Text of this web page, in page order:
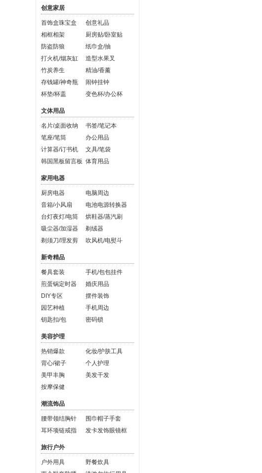
创意家居
首饰盒珠宝盒
创意礼品
相框相架
厨房贴/卧室贴
防盗防狼
纸巾盒/抽
打火机/烟灰缸
造型水果叉
竹炭养生
精油/香薰
存钱罐/神奇瓶
闹钟挂钟
杯垫/杯盖
变色杯/办公杯
文体用品
名片/桌面收纳
书签/笔记本
笔座/笔筒
办公用品
计算器/订书机
文具/笔袋
韩国黑板留言板 体育用品
家用电器
厨房电器
电脑周边
音箱/小风扇
电池电源转换器
台灯夜灯/电筒
烘鞋器/蒸汽刷
吸尘器/加湿器
剃绒器
剃须刀/理发剪
吹风机/电熨斗
新奇精品
餐具套装
手机/包包挂件
煎蛋锅定时器
婚庆用品
DIY专区
摆件装饰
园艺种植
手机周边
钥匙扣/包
密码锁
美容护理
热销爆款
化妆/护肤工具
背心/裙子
个人护理
美甲丰胸
美发干发
按摩保健
潮流饰品
腰带领结胸针
围巾帽子手套
耳环项链戒指
发卡发饰眼镜框
旅行户外
户外用具
野餐炊具